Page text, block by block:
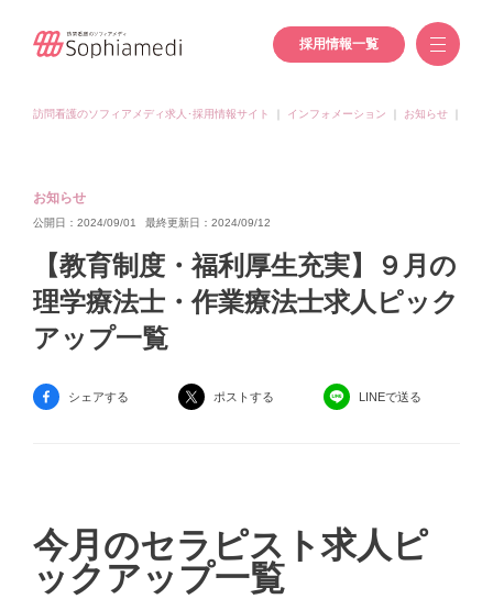
採用情報一覧
訪問看護のソフィアメディ求人･採用情報サイト インフォメーション お知らせ
お知らせ
公開日：2024/09/01 最終更新日：2024/09/12
【教育制度・福利厚生充実】９月の
理学療法士・作業療法士求人ピック
アップ一覧
シェアする ポストする LINEで送る
今月のセラピスト求人ピ
ックアップ一覧